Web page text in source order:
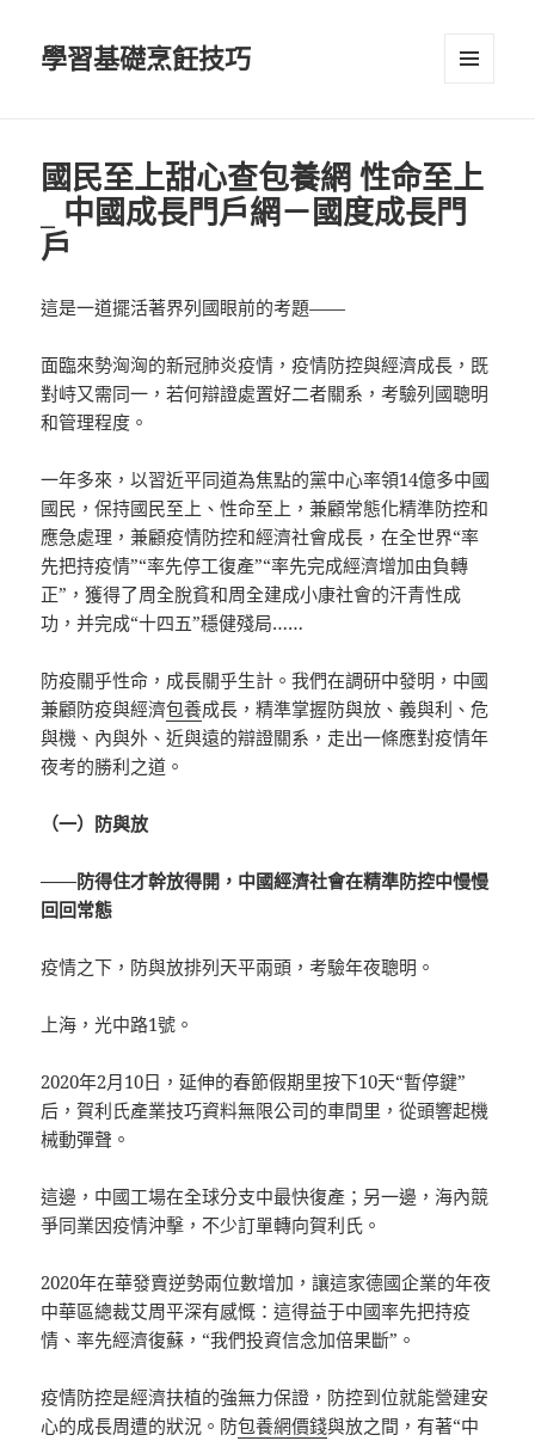
學習基礎烹飪技巧
國民至上甜心查包養網 性命至上
_ 中國成長門戶網－國度成長門
戶
這是一道擺活著界列國眼前的考題——
面臨來勢洶洶的新冠肺炎疫情，疫情防控與經濟成長，既
對峙又需同一，若何辯證處置好二者關系，考驗列國聰明
和管理程度。
一年多來，以習近平同道為焦點的黨中心率領14億多中國
國民，保持國民至上、性命至上，兼顧常態化精準防控和
應急處理，兼顧疫情防控和經濟社會成長，在全世界“率
先把持疫情”“率先停工復產”“率先完成經濟增加由負轉
正”，獲得了周全脫貧和周全建成小康社會的汗青性成
功，并完成“十四五”穩健殘局……
防疫關乎性命，成長關乎生計。我們在調研中發明，中國
兼顧防疫與經濟包養成長，精準掌握防與放、義與利、危
與機、內與外、近與遠的辯證關系，走出一條應對疫情年
夜考的勝利之道。
（一）防與放
——防得住才幹放得開，中國經濟社會在精準防控中慢慢
回回常態
疫情之下，防與放排列天平兩頭，考驗年夜聰明。
上海，光中路1號。
2020年2月10日，延伸的春節假期里按下10天“暫停鍵”
后，賀利氏產業技巧資料無限公司的車間里，從頭響起機
械動彈聲。
這邊，中國工場在全球分支中最快復產；另一邊，海內競
爭同業因疫情沖擊，不少訂單轉向賀利氏。
2020年在華發賣逆勢兩位數增加，讓這家德國企業的年夜
中華區總裁艾周平深有感慨：這得益于中國率先把持疫
情、率先經濟復蘇，“我們投資信念加倍果斷”。
疫情防控是經濟扶植的強無力保證，防控到位就能營建安
心的成長周遭的狀況。防包養網價錢與放之間，有著“中